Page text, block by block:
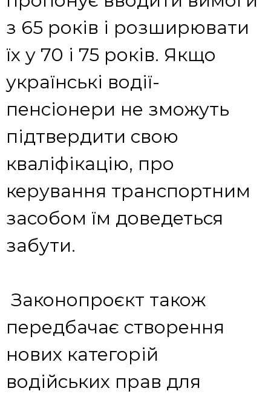
з 65 років і розширювати
їх у 70 і 75 років. Якщо
українські водії-
пенсіонери не зможуть
підтвердити свою
кваліфікацію, про
керування транспортним
засобом їм доведеться
забути.
Законопроєкт також
передбачає створення
нових категорій
водійських прав для